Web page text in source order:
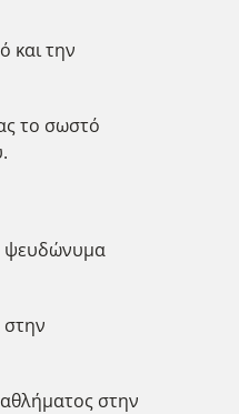
και την
το σωστό
ψευδώνυμα
στην
στην